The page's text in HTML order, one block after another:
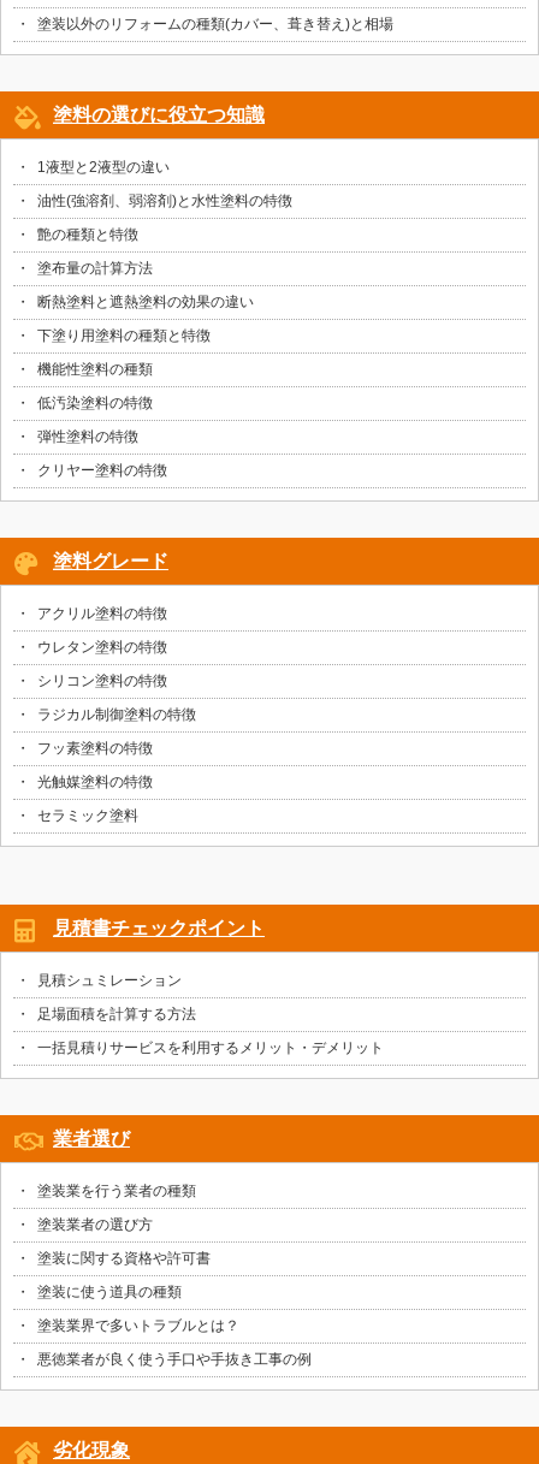
塗装以外のリフォームの種類(カバー、葺き替え)と相場
塗料の選びに役立つ知識
1液型と2液型の違い
油性(強溶剤、弱溶剤)と水性塗料の特徴
艶の種類と特徴
塗布量の計算方法
断熱塗料と遮熱塗料の効果の違い
下塗り用塗料の種類と特徴
機能性塗料の種類
低汚染塗料の特徴
弾性塗料の特徴
クリヤー塗料の特徴
塗料グレード
アクリル塗料の特徴
ウレタン塗料の特徴
シリコン塗料の特徴
ラジカル制御塗料の特徴
フッ素塗料の特徴
光触媒塗料の特徴
セラミック塗料
見積書チェックポイント
見積シュミレーション
足場面積を計算する方法
一括見積りサービスを利用するメリット・デメリット
業者選び
塗装業を行う業者の種類
塗装業者の選び方
塗装に関する資格や許可書
塗装に使う道具の種類
塗装業界で多いトラブルとは？
悪徳業者が良く使う手口や手抜き工事の例
劣化現象